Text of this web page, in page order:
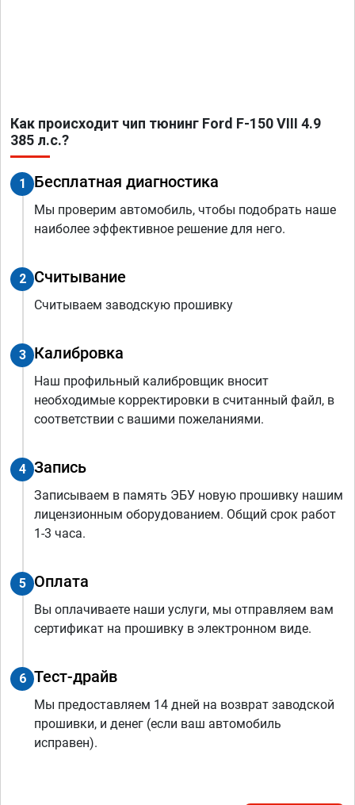
Как происходит чип тюнинг Ford F-150 VIII 4.9
385 л.с.?
1 Бесплатная диагностика
Мы проверим автомобиль, чтобы подобрать наше
наиболее эффективное решение для него.
2 Считывание
Считываем заводскую прошивку
3 Калибровка
Наш профильный калибровщик вносит
необходимые корректировки в считанный файл, в
соответствии с вашими пожеланиями.
4 Запись
Записываем в память ЭБУ новую прошивку нашим
лицензионным оборудованием. Общий срок работ
1-3 часа.
5 Оплата
Вы оплачиваете наши услуги, мы отправляем вам
сертификат на прошивку в электронном виде.
6 Тест-драйв
Мы предоставляем 14 дней на возврат заводской
прошивки, и денег (если ваш автомобиль
исправен).